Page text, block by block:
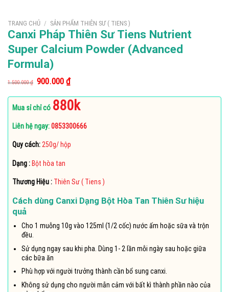
TRANG CHỦ / SẢN PHẨM THIÊN SƯ ( TIENS )
Canxi Pháp Thiên Sư Tiens Nutrient
Super Calcium Powder (Advanced
Formula)
1.500.000₫ Giá
là:
1.500.000 ₫.
900.000₫Giá
hiện
tại
là:
900.000 ₫.
Mua sỉ chỉ có 880k
Liên hệ ngay:0853300666
Quy cách:250g/ hộp
Dạng :Bột hòa tan
Thương Hiệu : Thiên Sư ( Tiens )
Cách dùng Canxi Dạng Bột Hòa Tan Thiên Sư hiệu
quả
Cho 1 muỗng 10g vào 125ml (1/2 cốc) nước ấm hoặc sữa và trộn
đều.
Sử dụng ngay sau khi pha. Dùng 1- 2 lần mỗi ngày sau hoặc giữa
các bữa ăn
Phù hợp với người trưởng thành cần bổ sung canxi.
Không sử dụng cho người mẫn cảm với bất kì thành phần nào của